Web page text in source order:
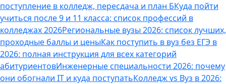
поступление в колледж, пересдача и план БКуда пойти
учиться после 9 и 11 класса: список профессий в
колледжах 2026Региональные вузы 2026: список лучших,
проходные баллы и ценыКак поступить в вуз без ЕГЭ в
2026: полная инструкция для всех категорий
абитуриентовИнженерные специальности 2026: почему
они обогнали IT и куда поступатьКолледж vs Вуз в 2026: